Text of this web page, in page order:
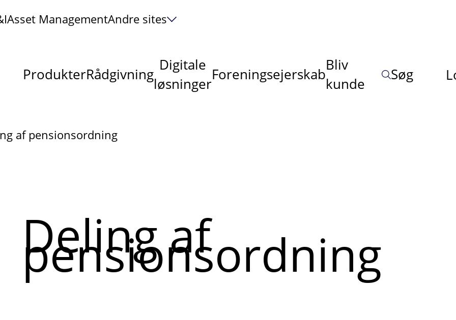
Asset ManagementAndre sites
ProdukterRådgivning
Digitale
løsninger
Foreningsejerskab
Bliv
kunde
Søg
af pensionsordning
Deling af
pensionsordning